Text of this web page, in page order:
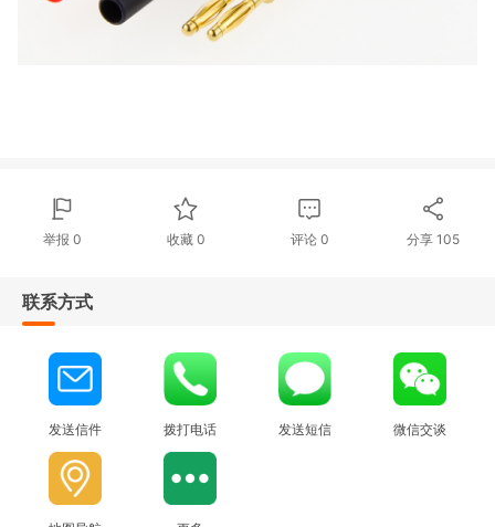
举报 0 收藏 0 评论 0 分享 105
联系方式
发送信件 拨打电话 发送短信 微信交谈